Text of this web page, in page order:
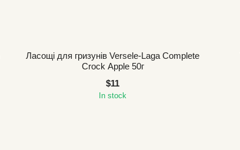
Ласощі для гризунів Versele-Laga Complete
Crock Apple 50г
$11
In stock